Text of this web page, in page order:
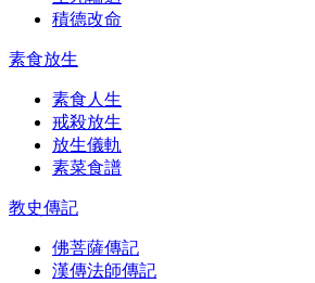
積德改命
素食放生
素食人生
戒殺放生
放生儀軌
素菜食譜
教史傳記
佛菩薩傳記
漢傳法師傳記